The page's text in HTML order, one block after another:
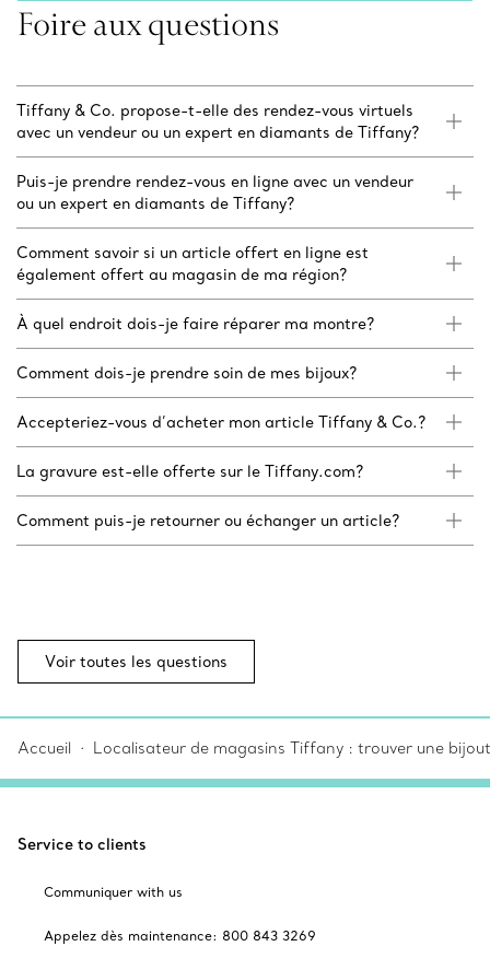
Foire aux questions
Tiffany & Co. propose-t-elle des rendez-vous virtuels
avec un vendeur ou un expert en diamants de Tiffany?
Puis-je prendre rendez-vous en ligne avec un vendeur
ou un expert en diamants de Tiffany?
Comment savoir si un article offert en ligne est
également offert au magasin de ma région?
À quel endroit dois-je faire réparer ma montre?
Comment dois-je prendre soin de mes bijoux?
Accepteriez-vous d’acheter mon article Tiffany & Co.?
La gravure est-elle offerte sur le Tiffany.com?
Comment puis-je retourner ou échanger un article?
Voir toutes les questions
Accueil Localisateur de magasins Tiffany : trouver une
Service to clients
Communiquer with us
Appelez dès maintenance: 800 843 3269